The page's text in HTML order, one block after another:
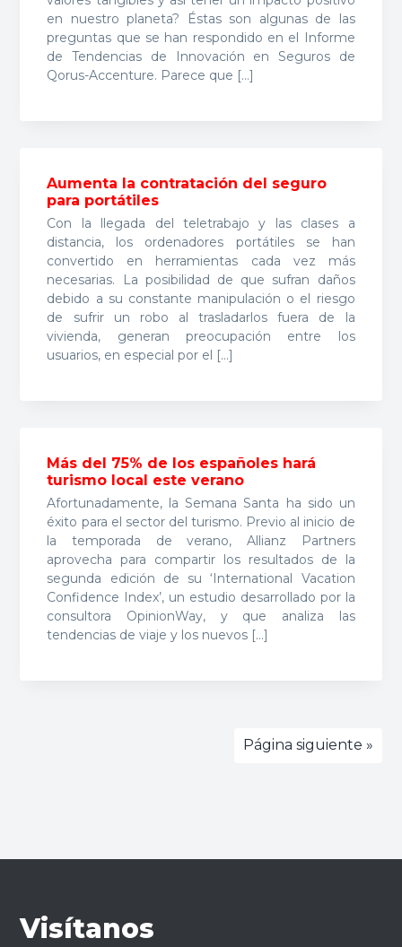
en nuestro planeta? Éstas son algunas de las
preguntas que se han respondido en el Informe
de Tendencias de Innovación en Seguros de
Qorus-Accenture. Parece que […]
Aumenta la contratación del seguro
para portátiles
Con la llegada del teletrabajo y las clases a
distancia, los ordenadores portátiles se han
convertido en herramientas cada vez más
necesarias. La posibilidad de que sufran daños
debido a su constante manipulación o el riesgo
de sufrir un robo al trasladarlos fuera de la
vivienda, generan preocupación entre los
usuarios, en especial por el […]
Más del 75% de los españoles hará
turismo local este verano
Afortunadamente, la Semana Santa ha sido un
éxito para el sector del turismo. Previo al inicio de
la temporada de verano, Allianz Partners
aprovecha para compartir los resultados de la
segunda edición de su ‘International Vacation
Confidence Index’, un estudio desarrollado por la
consultora OpinionWay, y que analiza las
tendencias de viaje y los nuevos […]
Página siguiente »
Visítanos